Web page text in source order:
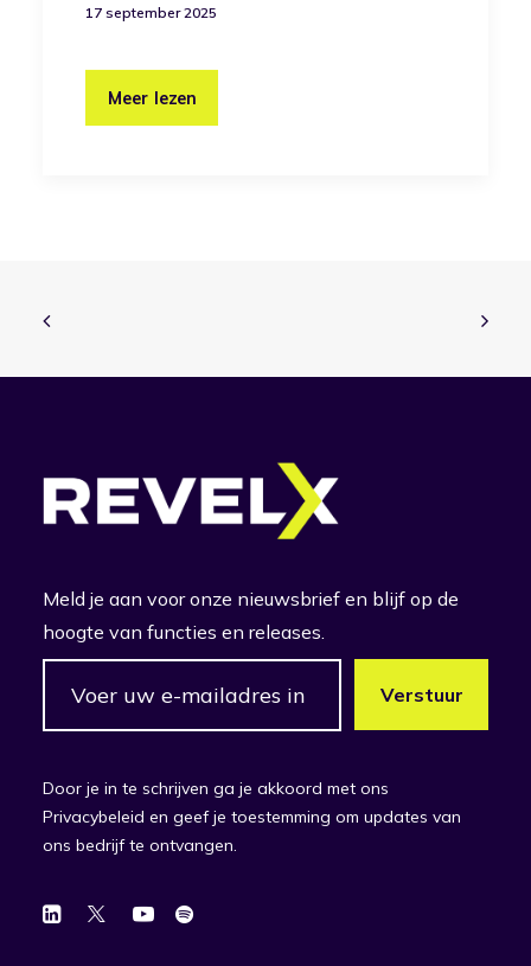
17 september 2025
Meer lezen
Meld je aan voor onze nieuwsbrief en blijf op de
hoogte van functies en releases.
Door je in te schrijven ga je akkoord met ons
Privacybeleid en geef je toestemming om updates van
ons bedrijf te ontvangen.